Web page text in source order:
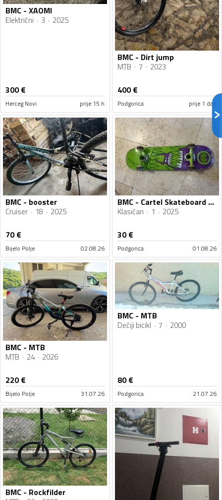
BMC - XAOMI
Električni 3 2025
300€
Herceg Novi prije 15 h
BMC - Dirt jump
MTB 7 2023
400€
Podgorica prije 1 dan
BMC - booster
Cruiser 18 2025
70€
Bijelo Polje 02.08.26
BMC - Cartel Skateboard Monster
Klasičan 1 2025
30€
Podgorica 01.08.26
BMC - MTB
MTB 24 2026
220€
Bijelo Polje 31.07.26
BMC - MTB
Dečiji bicikl 7 2000
80€
Podgorica 21.07.26
BMC - Rockfilder